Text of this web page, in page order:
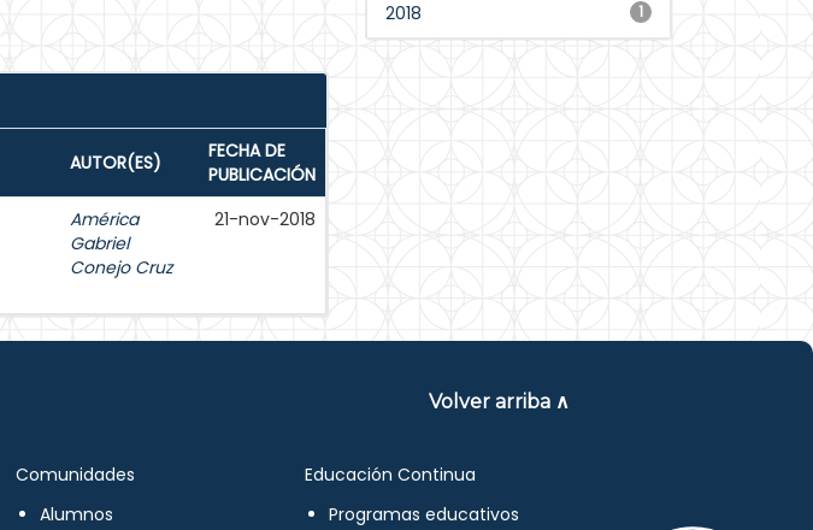
AUTOR(ES)
FECHA DE
PUBLICACIÓN
América
Gabriel
Conejo Cruz
21-nov-2018
1
2018
Volver arriba ∧
Comunidades
Alumnos
Educación Continua
Programas educativos